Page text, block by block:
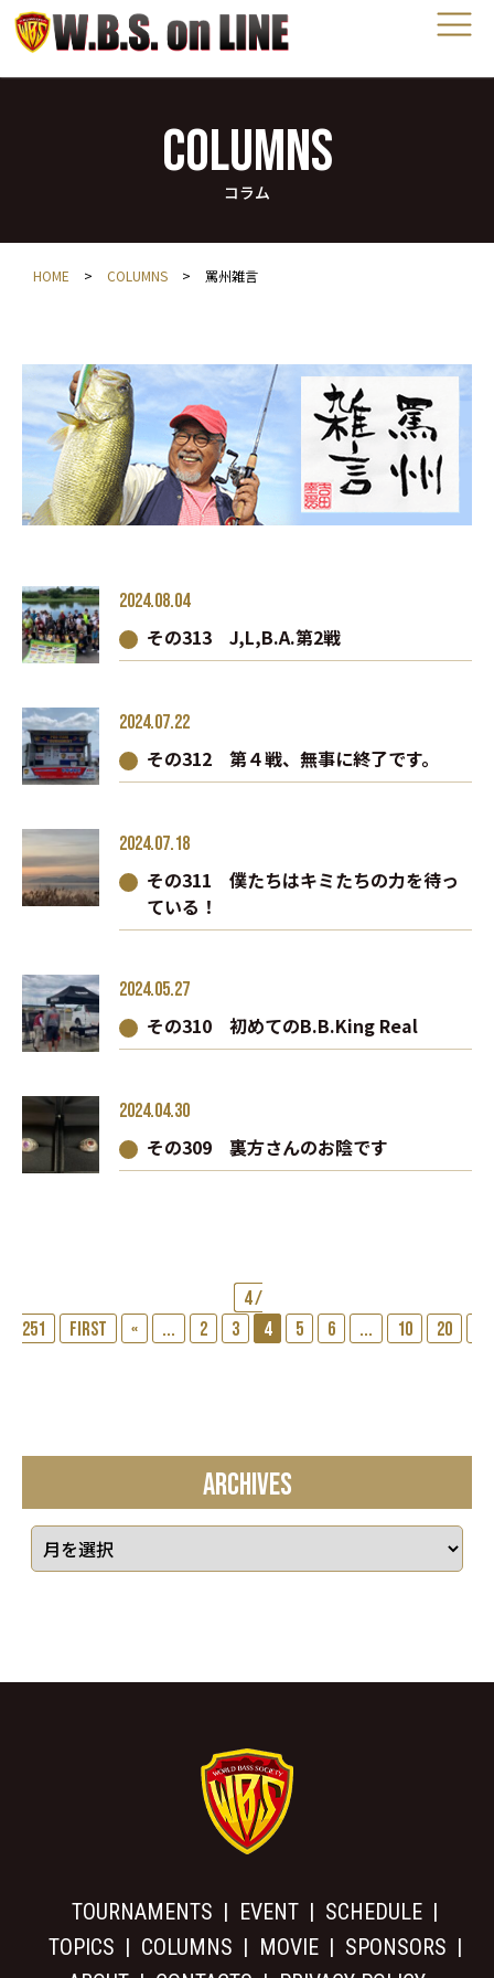
COLUMNS
コラム
HOME > COLUMNS > 罵州雑言
2024.08.04
その313 J,L,B.A.第2戦
2024.07.22
その312 第４戦、無事に終了です。
2024.07.18
その311 僕たちはキミたちの力を待っ
ている！
2024.05.27
その310 初めてのB.B.King Real
2024.04.30
その309 裏方さんのお陰です
4 /
251
First « ... 2 3 4 5 6 ... 10 20
ARCHIVES
TOURNAMENTS EVENT
SCHEDULE
TOPICS
COLUMNS MOVIE
SPONSORS